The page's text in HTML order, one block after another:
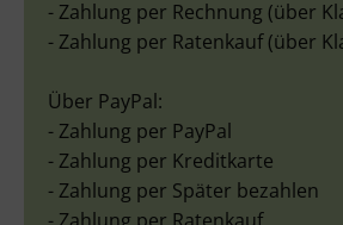
- Zahlung per Rechnung (über
- Zahlung per Ratenkauf (über
Über PayPal:
- Zahlung per PayPal
- Zahlung per Kreditkarte
- Zahlung per Später bezahlen